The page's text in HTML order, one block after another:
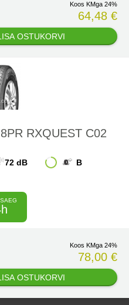
Koos KMga 24%
64,48 €
OSTUKORVI
RXQUEST C02
72 dB
B
Koos KMga 24%
78,00 €
OSTUKORVI